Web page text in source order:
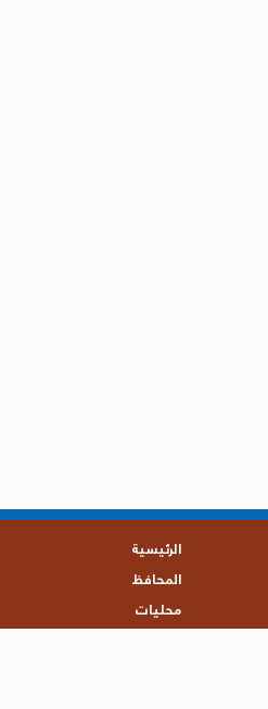
الرئيسية
المحافظ
محليات